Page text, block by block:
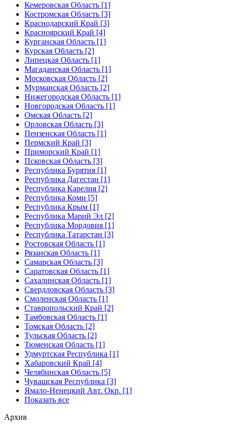
Кемеровская Область [1]
Костромская Область [3]
Краснодарский Край [3]
Красноярский Край [4]
Курганская Область [1]
Курская Область [2]
Липецкая Область [1]
Магаданская Область [1]
Московская Область [2]
Мурманская Область [2]
Нижегородская Область [1]
Новгородская Область [1]
Омская Область [2]
Орловская Область [3]
Пензенская Область [1]
Пермский Край [3]
Приморский Край [1]
Псковская Область [3]
Республика Бурятия [1]
Республика Дагестан [1]
Республика Карелия [2]
Республика Коми [5]
Республика Крым [1]
Республика Марий Эл [2]
Республика Мордовия [1]
Республика Татарстан [3]
Ростовская Область [1]
Рязанская Область [1]
Самарская Область [3]
Саратовская Область [1]
Сахалинская Область [1]
Свердловская Область [3]
Смоленская Область [1]
Ставропольский Край [2]
Тамбовская Область [1]
Томская Область [2]
Тульская Область [2]
Тюменская Область [1]
Удмуртская Республика [1]
Хабаровский Край [4]
Челябинская Область [5]
Чувашская Республика [3]
Ямало-Ненецкий Авт. Окр. [1]
Показать все
Архив